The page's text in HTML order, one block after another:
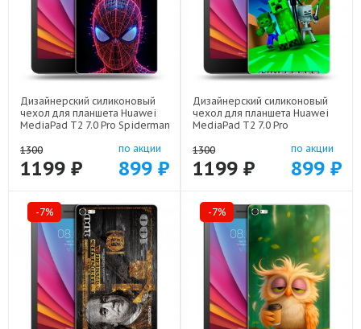
Дизайнерский силиконовый
чехол для планшета Huawei
MediaPad T2 7.0 Pro Spiderman
1300
1199 ₽
по акции
899 ₽
Дизайнерский силиконовый
чехол для планшета Huawei
MediaPad T2 7.0 Pro
1300
1199 ₽
по акции
899 ₽
-7% -7%